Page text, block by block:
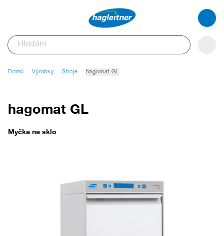
Domů Výrobky Stroje hagomat GL
hagomat GL
Myčka na sklo